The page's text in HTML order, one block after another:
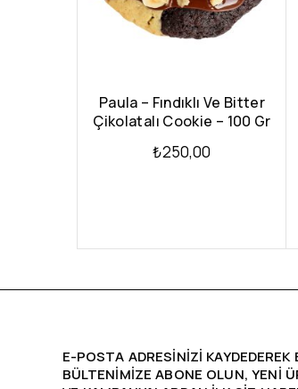
Paula – Fındıklı Ve Bitter
Çikolatalı Cookie – 100 Gr
₺250,00
E-POSTA ADRESINIZI KAYDEDEREK
BÜLTENIMIZE ABONE OLUN, YENİ